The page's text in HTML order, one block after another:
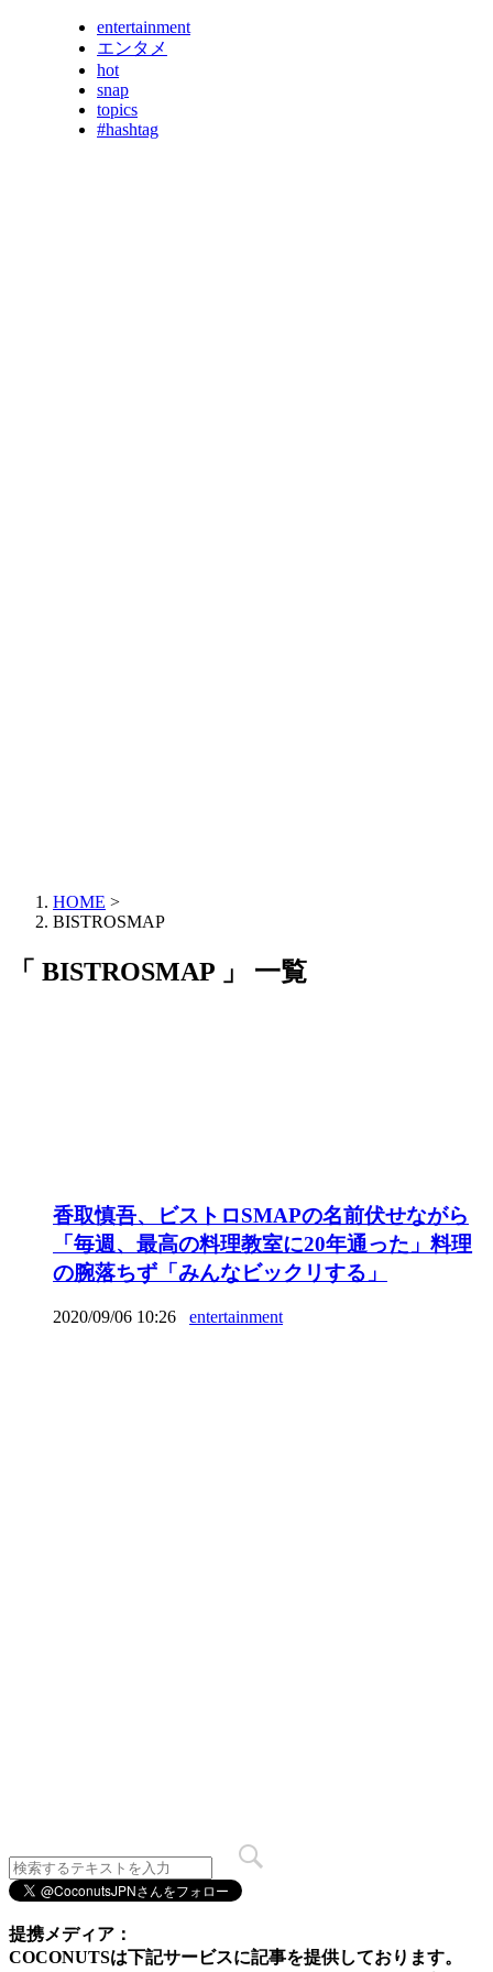
entertainment
エンタメ
hot
snap
topics
#hashtag
HOME >
BISTROSMAP
「 BISTROSMAP 」 一覧
香取慎吾、ビストロSMAPの名前伏せながら
「毎週、最高の料理教室に20年通った」料理
の腕落ちず「みんなビックリする」
2020/09/06 10:26 entertainment
提携メディア：
COCONUTSは下記サービスに記事を提供しております。